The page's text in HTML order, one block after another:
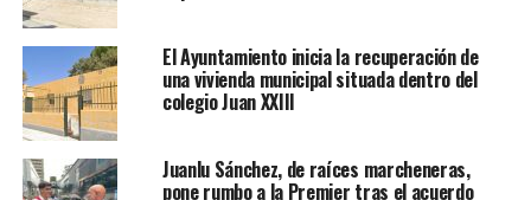
El Ayuntamiento inicia la recuperación de
una vivienda municipal situada dentro del
colegio Juan XXIII
Juanlu Sánchez, de raíces marcheneras,
pone rumbo a la Premier tras el acuerdo